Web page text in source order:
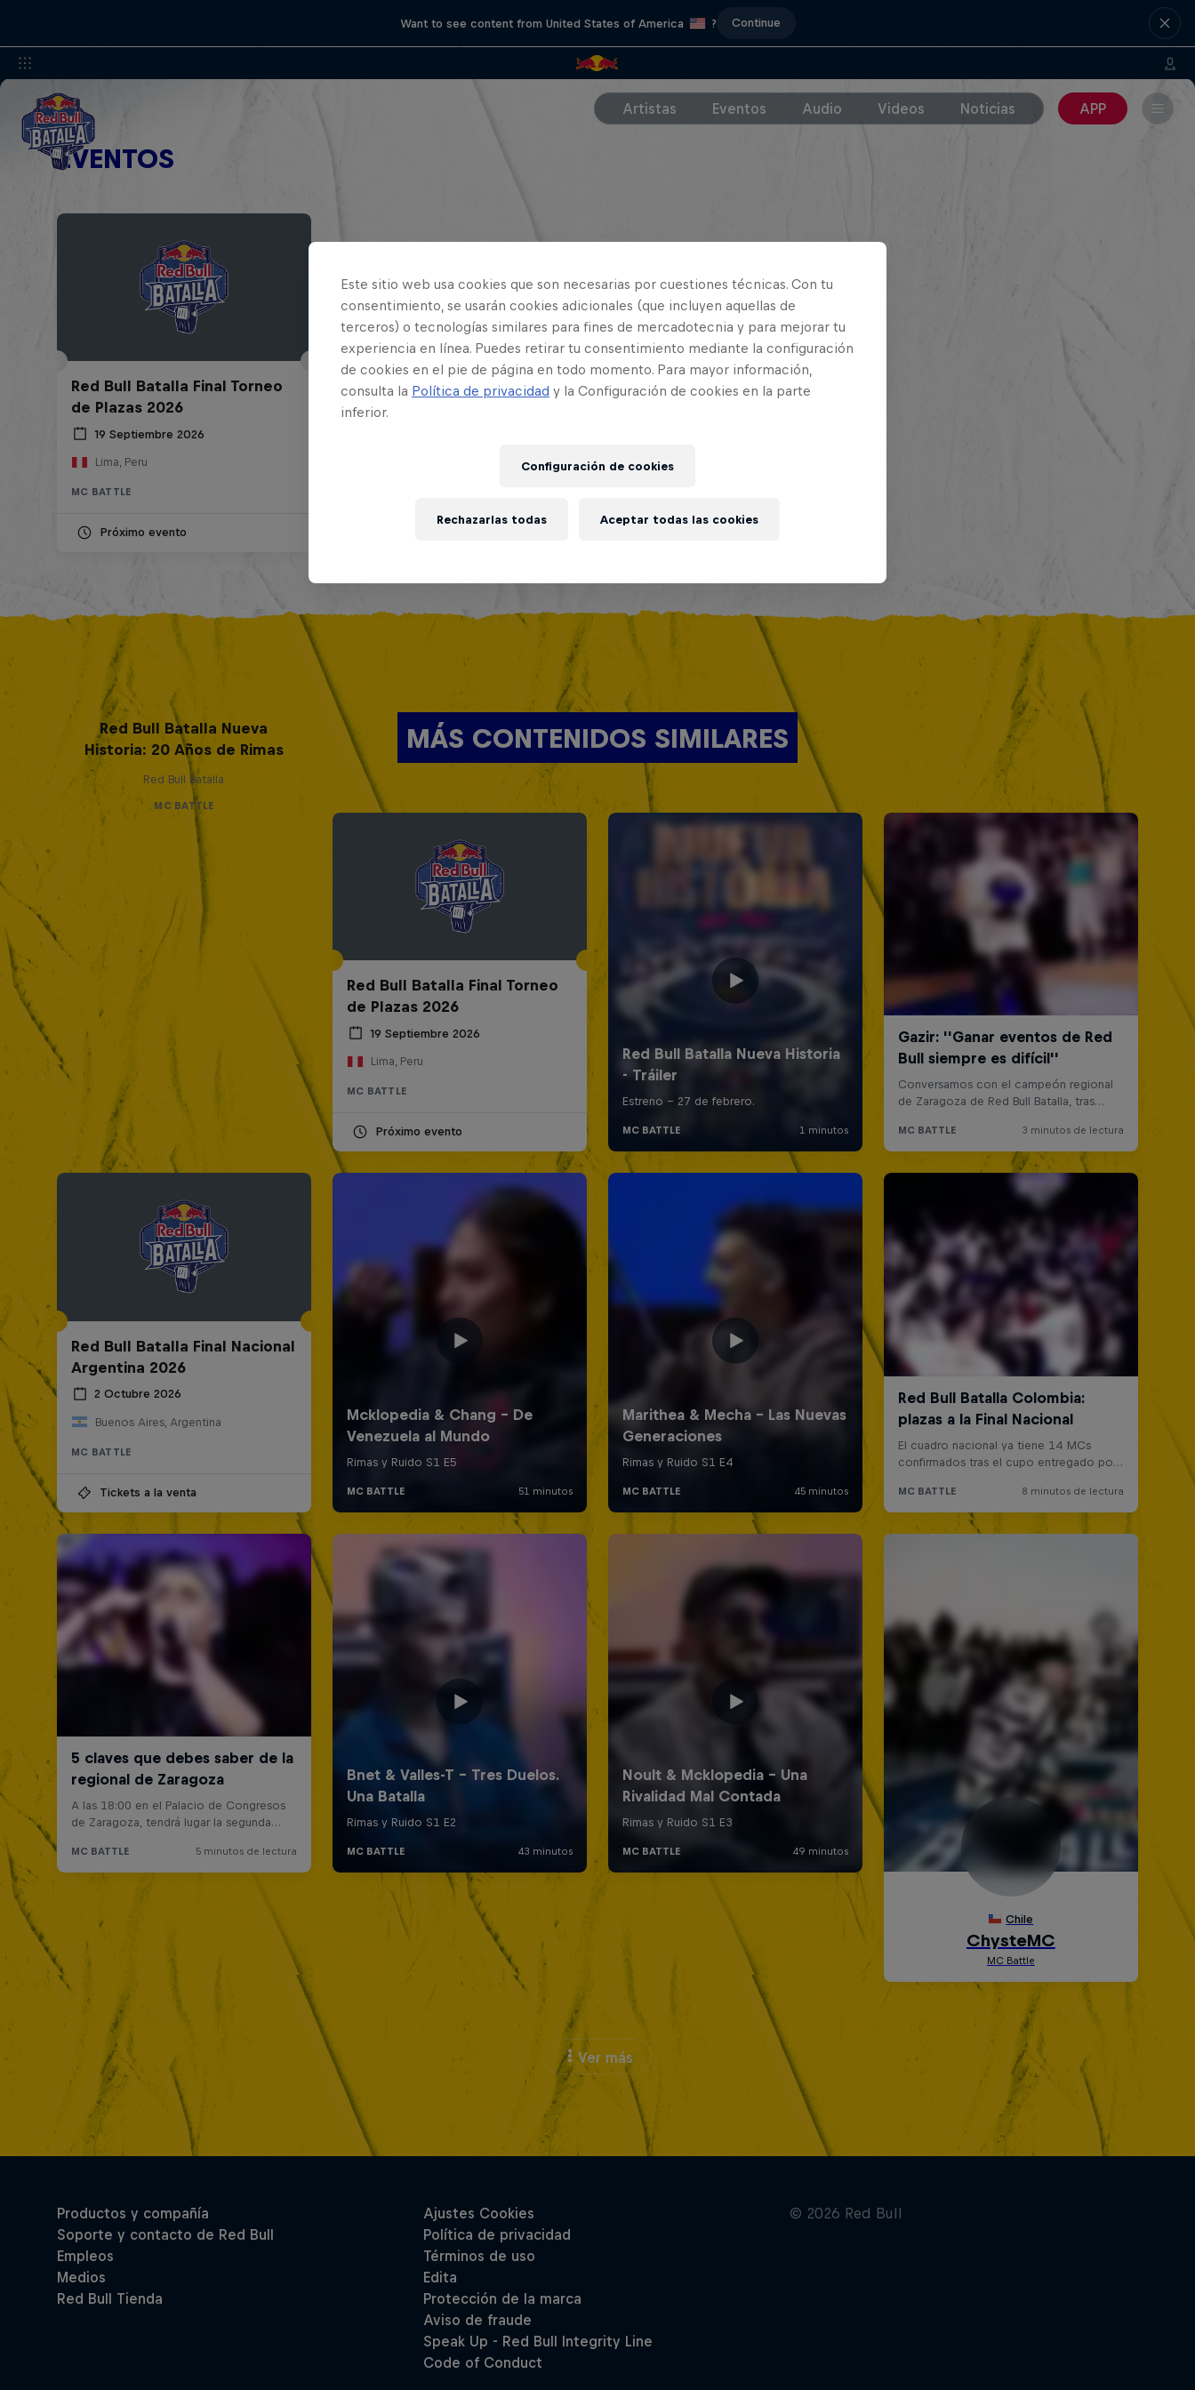
Want to see content from United States of America ? Continue
Artistas Eventos Audio Videos Noticias APP
EVENTOS
Red Bull Batalla Final Torneo
de Plazas 2026
19 Septiembre 2026
Lima, Peru
MC BATTLE
Próximo evento
MÁS CONTENIDOS SIMILARES
Red Bull Batalla Nueva
Historia: 20 Años de Rimas
Red Bull Batalla
MC BATTLE
Red Bull Batalla Final Torneo
de Plazas 2026
19 Septiembre 2026
Lima, Peru
MC BATTLE
Próximo evento
Red Bull Batalla Final Nacional
Argentina 2026
2 Octubre 2026
Buenos Aires, Argentina
MC BATTLE
Tickets a la venta
Ver más
Este sitio web usa cookies que son necesarias por cuestiones técnicas. Con tu
consentimiento, se usarán cookies adicionales (que incluyen aquellas de
terceros) o tecnologías similares para fines de mercadotecnia y para mejorar tu
experiencia en línea. Puedes retirar tu consentimiento mediante la configuración
de cookies en el pie de página en todo momento. Para mayor información,
consulta la Política de privacidad y la Configuración de cookies en la parte
inferior.
Configuración de cookies
Rechazarlas todas Aceptar todas las cookies